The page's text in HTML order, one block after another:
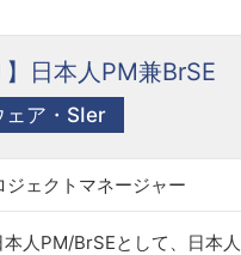
】日本人PM兼BrSE
ェア・SIer
ェクトマネージャー
本人PM/BrSEとして、日本